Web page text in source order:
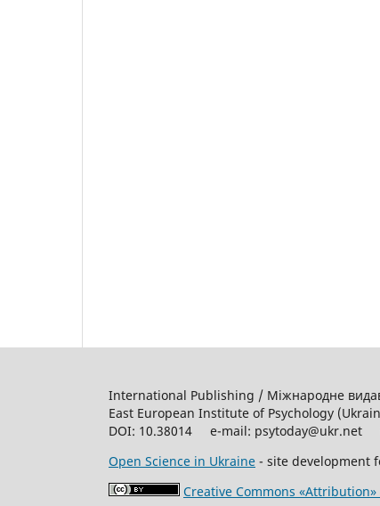
International Publishing / Міжнародне
East European Institute of Psychology
DOI: 10.38014 e-mail: psytoday@ukr.net
Open Science in Ukraine - site development
Creative Commons «Attribution»